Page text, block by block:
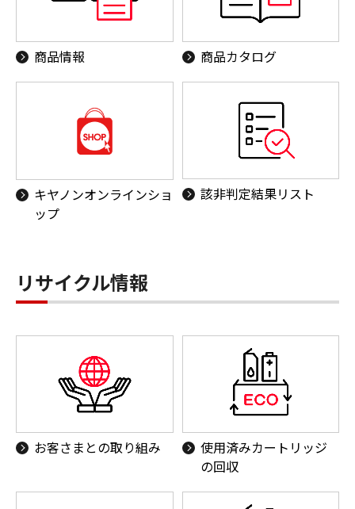
商品情報 商品カタログ
キヤノンオンラインショ
ップ
該非判定結果リスト
リサイクル情報
お客さまとの取り組み
使用済みカートリッジ
の回収